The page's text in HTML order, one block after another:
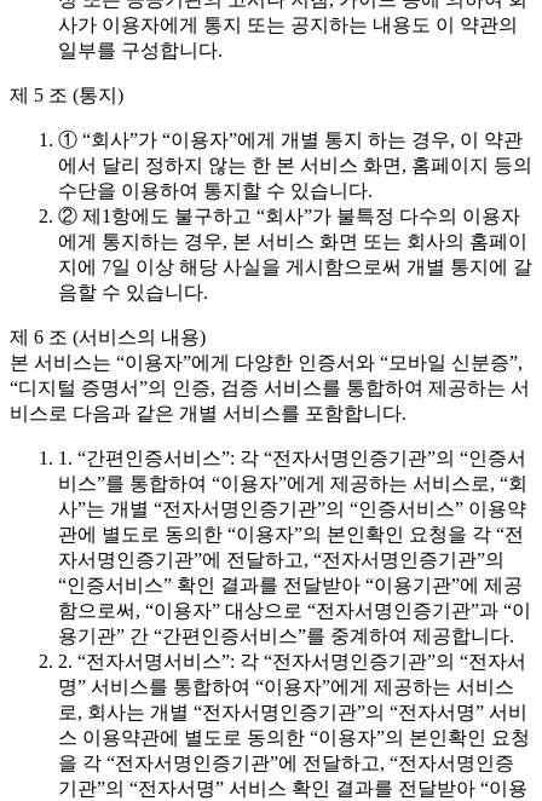
사가 이용자에게 통지 또는 공지하는 내용도 이 약관의
일부를 구성합니다.
제 5 조 (통지)
① “회사”가 “이용자”에게 개별 통지 하는 경우, 이 약관
에서 달리 정하지 않는 한 본 서비스 화면, 홈페이지 등의
수단을 이용하여 통지할 수 있습니다.
② 제1항에도 불구하고 “회사”가 불특정 다수의 이용자
에게 통지하는 경우, 본 서비스 화면 또는 회사의 홈페이
지에 7일 이상 해당 사실을 게시함으로써 개별 통지에 갈
음할 수 있습니다.
제 6 조 (서비스의 내용)
본 서비스는 “이용자”에게 다양한 인증서와 “모바일 신분증”,
“디지털 증명서”의 인증, 검증 서비스를 통합하여 제공하는 서
비스로 다음과 같은 개별 서비스를 포함합니다.
1. “간편인증서비스”: 각 “전자서명인증기관”의 “인증서
비스”를 통합하여 “이용자”에게 제공하는 서비스로, “회
사”는 개별 “전자서명인증기관”의 “인증서비스” 이용약
관에 별도로 동의한 “이용자”의 본인확인 요청을 각 “전
자서명인증기관”에 전달하고, “전자서명인증기관”의
“인증서비스” 확인 결과를 전달받아 “이용기관”에 제공
함으로써, “이용자” 대상으로 “전자서명인증기관”과 “이
용기관” 간 “간편인증서비스”를 중계하여 제공합니다.
2. “전자서명서비스”: 각 “전자서명인증기관”의 “전자서
명” 서비스를 통합하여 “이용자”에게 제공하는 서비스
로, 회사는 개별 “전자서명인증기관”의 “전자서명” 서비
스 이용약관에 별도로 동의한 “이용자”의 본인확인 요청
을 각 “전자서명인증기관”에 전달하고, “전자서명인증
기관”의 “전자서명” 서비스 확인 결과를 전달받아 “이용